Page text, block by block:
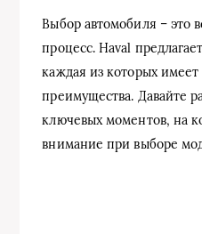
Выбор автомобиля – это
процесс. Haval
каждая из которых
преимущества. Давайте
ключевых моментов, на
внимание при выборе